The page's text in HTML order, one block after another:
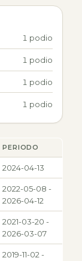
1 podio
1 podio
1 podio
1 podio
PERIODO
2024-04-13
2022-05-08 -
2026-04-12
2021-03-20 -
2026-03-07
2019-11-02 -